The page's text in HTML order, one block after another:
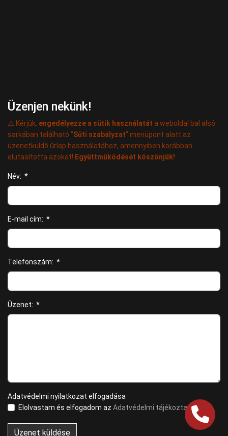
Üzenjen nekünk!
⚠️ Kérjük, engedélyezze a sütik használatát a weboldal bal alsó
sarkában található "Süti szabályzat" menüpont alatt az
üzenetküldő űrlap használatához, amennyiben korábban
elutasította azokat! Együttműködését köszönjük!
Név: *
E-mail cím: *
Telefonszám: *
Üzenet: *
Adatvédelmi nyilatkozat elfogadása
Elolvastam és elfogadom az Adatvédelmi tájékoztatót
Üzenet küldése